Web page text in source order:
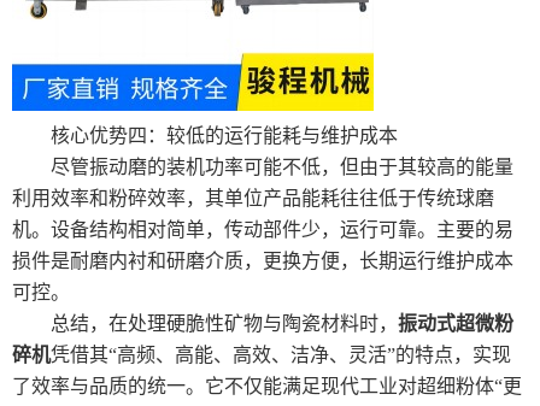
核心优势四：较低的运行能耗与维护成本
尽管振动磨的装机功率可能不低，但由于其较高的能量
利用效率和粉碎效率，其单位产品能耗往往低于传统球磨
机。设备结构相对简单，传动部件少，运行可靠。主要的易
损件是耐磨内衬和研磨介质，更换方便，长期运行维护成本
可控。
总结，在处理硬脆性矿物与陶瓷材料时， 振动式超微粉
碎机凭借其“高频、高能、高效、洁净、灵活”的特点，实现
了效率与品质的统一。它不仅能满足现代工业对超细粉体“更